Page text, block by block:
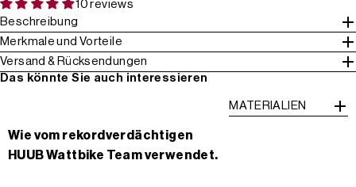
10 reviews
Beschreibung
Merkmale und Vorteile
Versand & Rücksendungen
Das könnte Sie auch interessieren
Wie vom rekordverdächtigen
HUUB Wattbike Team verwendet.
MATERIALIEN